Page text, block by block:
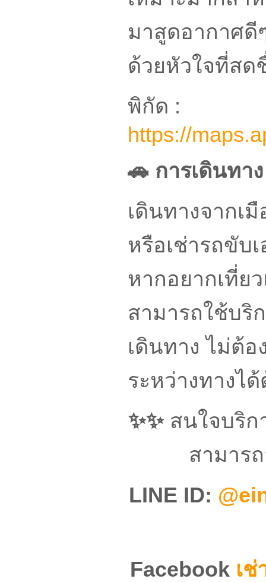
มาสูดอากาศ
ด้วยหัวใจที่สด
พิกัด :
https://
🚗 การเดินทาง
เดินทางจากเ
หรือเช่ารถขับ
หากอยากเที่ย
สามารถใช้บริ
เดินทาง ไม่ต้อ
ระหว่างทางไ
✨✨สนใจบริก
สามาร
LINE ID:
Facebook เ